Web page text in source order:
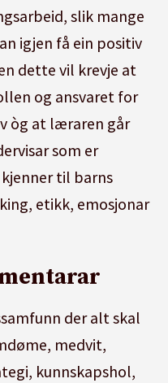
slik mange
igjen få ein positiv
dette vil krevje at
og ansvaret for
òg at læraren går
som er
til barns
etikk, emosjonar
der alt skal
medvit,
kunnskapshol,